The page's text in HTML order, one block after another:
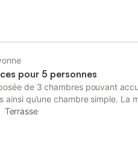
excellent séjour au Pays
pour 5 personnes
de 3 chambres pouvant
ainsi qu’une chambre simple. La
bains. Grand jardin avec une
Terrasse